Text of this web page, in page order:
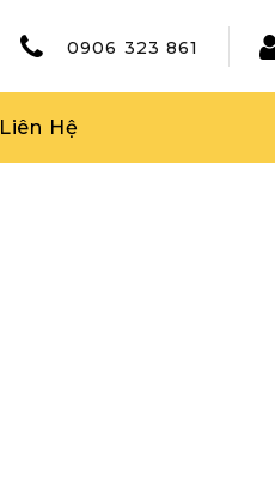
0906 323 861
Liên Hệ